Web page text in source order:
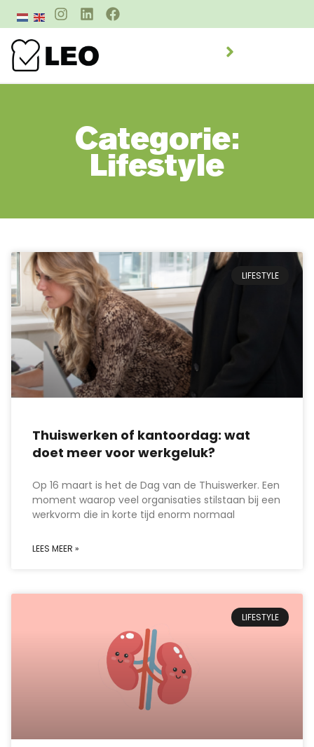
Categorie:
Lifestyle
LIFESTYLE
Thuiswerken of kantoordag: wat
doet meer voor werkgeluk?
Op 16 maart is het de Dag van de Thuiswerker. Een
moment waarop veel organisaties stilstaan bij een
werkvorm die in korte tijd enorm normaal
LEES MEER »
LIFESTYLE